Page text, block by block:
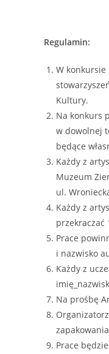
Regulamin:
W konkursie
Kultury.
Na konkurs
w dowolnej
będące
Każdy z
Muzeum
ul.
Każdy z
przekraczać
Prace
i nazwisko
Każdy z
Na prośbę
Prace